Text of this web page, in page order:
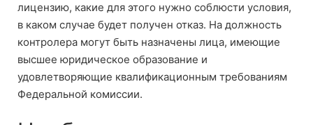
лицензию, какие для этого нужно соблюсти условия,
в каком случае будет получен отказ. На должность
контролера могут быть назначены лица, имеющие
высшее юридическое образование и
удовлетворяющие квалификационным требованиям
Федеральной комиссии.